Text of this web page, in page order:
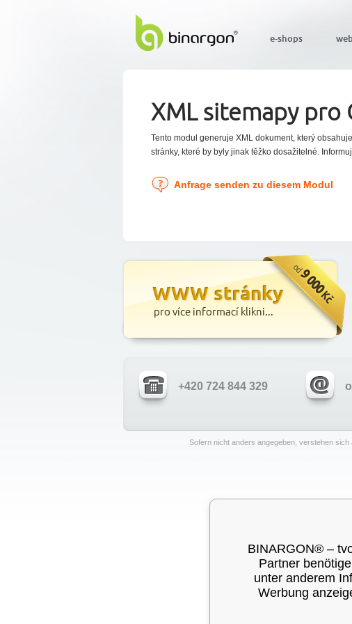
XML sitemapy pro
Tento modul generuje XML dokument, který
stránky, které by byly jinak těžko dosažitelné.
Anfrage senden zu diesem Modul
+420 724 844 329
Sofern nicht anders angegeben, verstehen
e-shops
BINARGON® –
Partner
unter anderem
Werbung